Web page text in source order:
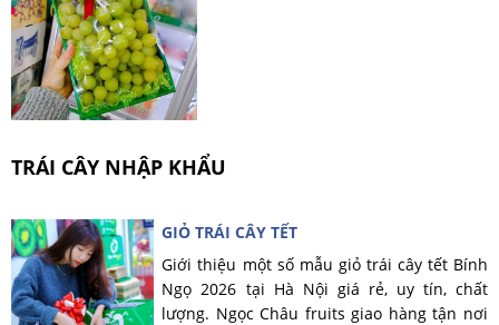
TRÁI CÂY NHẬP KHẨU
GIỎ TRÁI CÂY TẾT
Giới thiệu một số mẫu giỏ trái cây tết Bính
Ngọ 2026 tại Hà Nội giá rẻ, uy tín, chất
lượng. Ngọc Châu fruits giao hàng tận nơi